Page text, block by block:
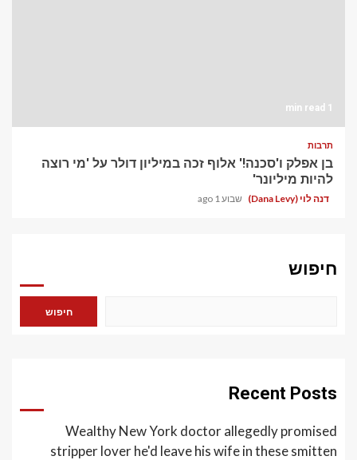
1 min read
תרבות
בן אפלק ו'סכנה!' אלוף זכה במיליון דולר על 'מי רוצה
להיות מיליונר'
דנה לוי (Dana Levy) שבוע 1 ago
חיפוש
חיפוש
Recent Posts
Wealthy New York doctor allegedly promised
stripper lover he'd leave his wife in these smitten